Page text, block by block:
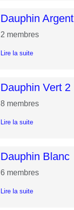
Dauphin Argent
2 membres
Lire la suite
Dauphin Vert 2
8membres
Lire la suite
Dauphin Blanc
6membres
Lire la suite